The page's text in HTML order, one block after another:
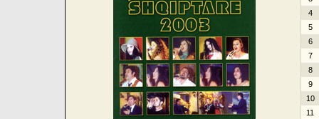
4
5
6
7
8
9
10
11